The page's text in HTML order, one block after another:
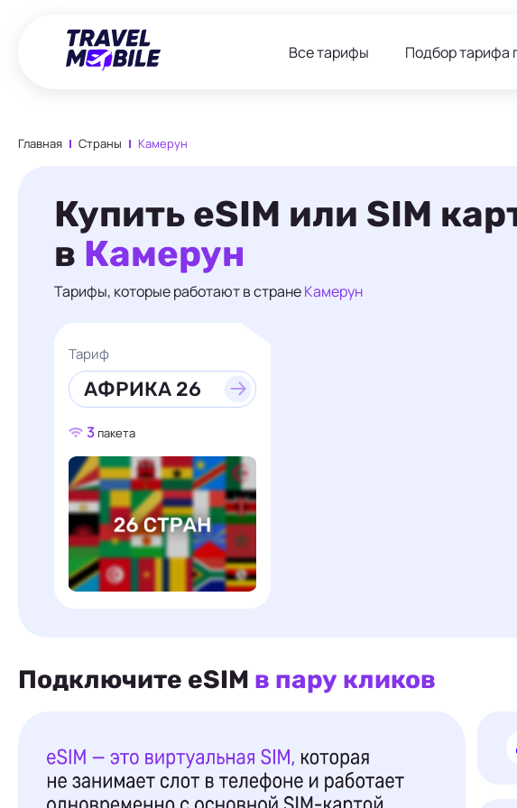
Все тарифы Подбор тарифа
Главная Страны Камерун
Купить eSIM или SIM
в Камерун
Тарифы, которые работают в странеКамерун
Тариф
АФРИКА 26
3 пакета
Подключите eSIM в пару кликов